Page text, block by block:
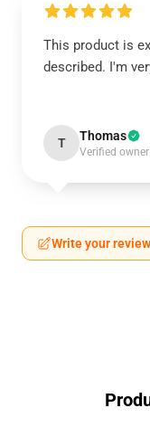
This product is
described. I'm
T Thomas
Verified owner
Write your review